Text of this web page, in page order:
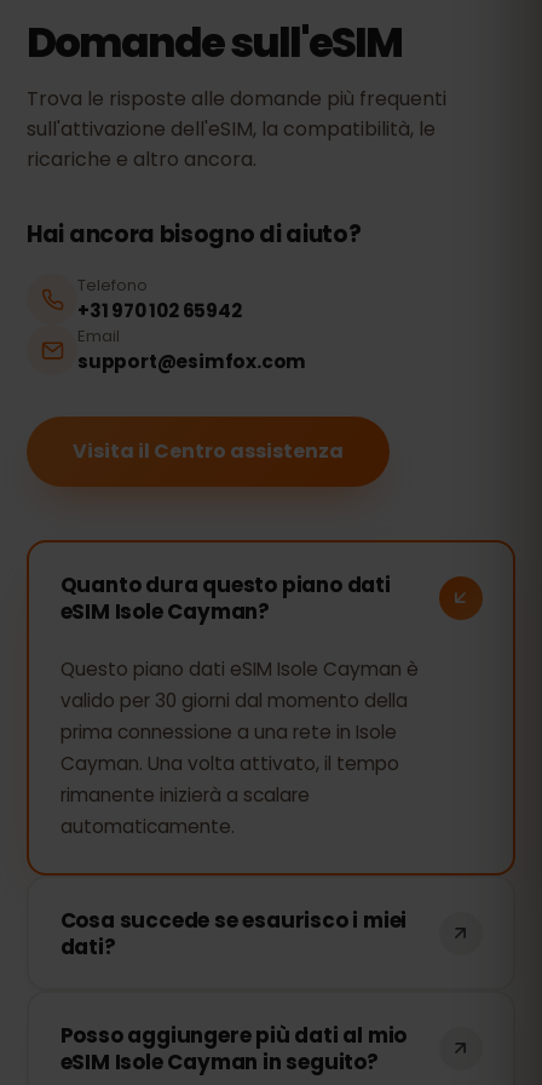
Domande sull'eSIM
Trova le risposte alle domande più frequenti
sull'attivazione dell'eSIM, la compatibilità, le
ricariche e altro ancora.
Hai ancora bisogno di aiuto?
Telefono
+31 970 102 65942
Email
support@esimfox.com
Visita il Centro assistenza
Quanto dura questo piano dati
eSIM Isole Cayman?
Questo piano dati eSIM Isole Cayman è
valido per 30 giorni dal momento della
prima connessione a una rete in Isole
Cayman. Una volta attivato, il tempo
rimanente inizierà a scalare
automaticamente.
Cosa succede se esaurisco i miei
dati?
connessione verrà interrotta. Puoi
ricaricare facilmente la tua eSIM dal
Posso aggiungere più dati al mio
eSIM Isole Cayman in seguito?